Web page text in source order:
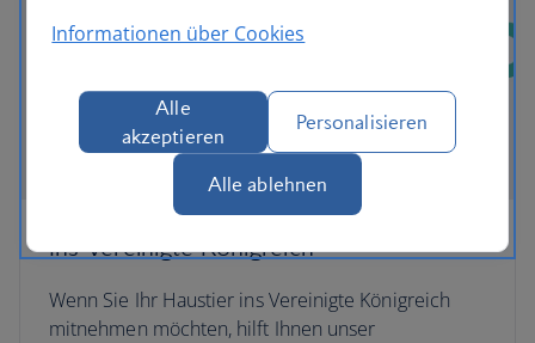
Ins Vereinigte Königreich
Wenn Sie Ihr Haustier ins Vereinigte Königreich
mitnehmen möchten, hilft Ihnen unser
Informationen über Cookies
Alle
akzeptieren
Personalisieren
Alle ablehnen